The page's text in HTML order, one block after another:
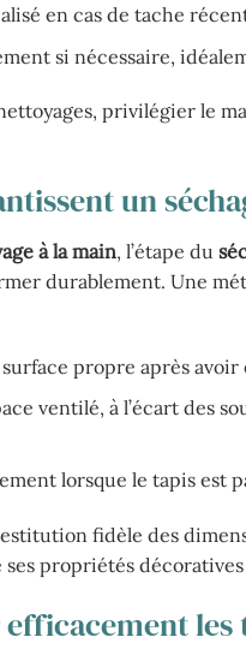
en cas de tache
si nécessaire,
privilégier le
un
à la main, l’étape du
durablement. Une
propre après avoir
ventilé, à l’écart des
lorsque le tapis est
fidèle des
ses propriétés
les